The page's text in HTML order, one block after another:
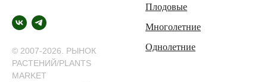
© 2007-2026. РЫНОК
РАСТЕНИЙ/PLANTS
MARKET
Плодовые
Многолетние
Однолетние